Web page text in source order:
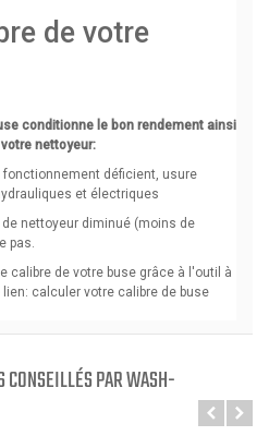
CONSEILLÉS PAR WASH-